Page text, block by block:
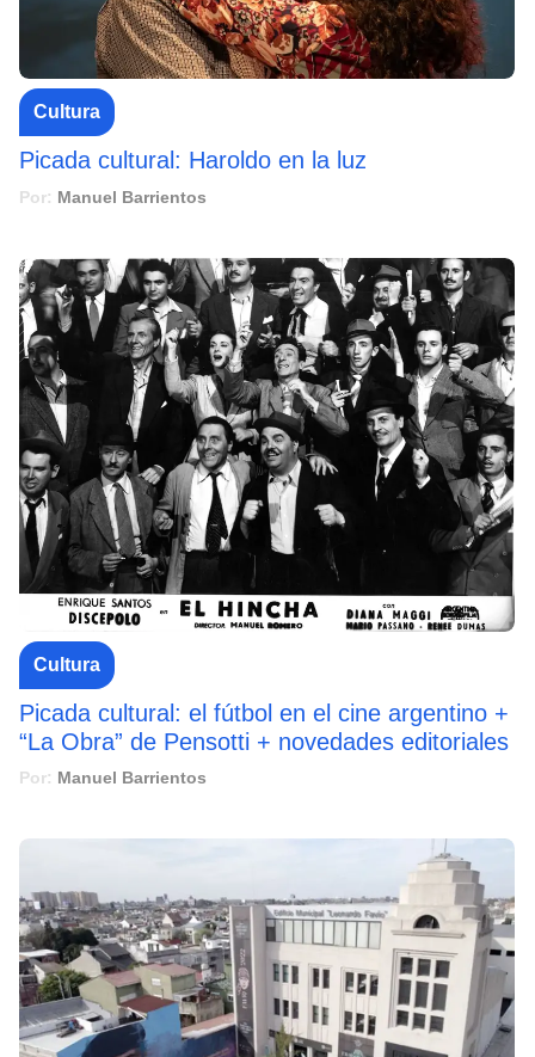
Cultura
Picada cultural: Haroldo en la luz
Por: Manuel Barrientos
Cultura
Picada cultural: el fútbol en el cine argentino +
“La Obra” de Pensotti + novedades editoriales
Por: Manuel Barrientos